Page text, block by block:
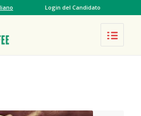
Login del Candidato